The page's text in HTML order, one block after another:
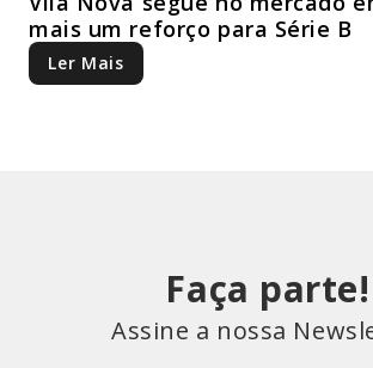
mais um reforço para Série B
Ler Mais
Faça parte!
Assine a nossa